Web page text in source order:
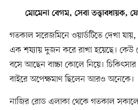
মোমেনা বেগম, সেবা তত্ত্বাবধায়ক,
গতকাল সরেজমিনে ওয়ার্ডটিতে দেখা যায়,
এক শয্যায় দুজন করে রাখা হয়েছে। কেউ
বসে আছেন বাচ্চা কোলে নিয়ে।
বাইরে অপেক্ষমাণ ছিলেন আরও অনেকে।
নাজির রোড এলাকা থেকে গতকাল